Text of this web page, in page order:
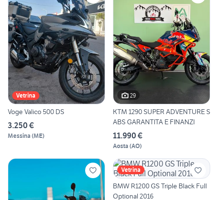
Vetrina
Voge Valico 500 DS
3.250 €
Messina (ME)
29
KTM 1290 SUPER ADVENTURE S
ABS GARANTITA E FINANZI
11.990 €
Aosta (AO)
Vetrina
BMW R1200 GS Triple Black Full
Optional 2016